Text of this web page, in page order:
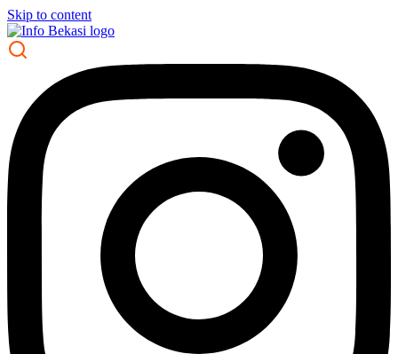
Skip to content